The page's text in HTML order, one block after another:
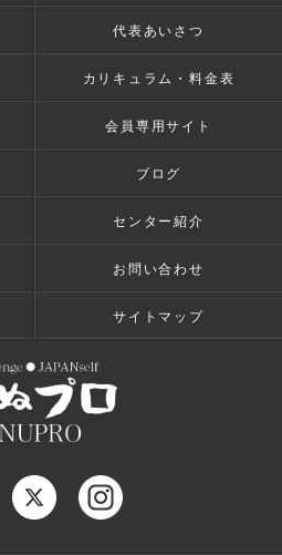
代表あいさつ
カリキュラム・料金表
会員専用サイト
ブログ
センター紹介
お問い合わせ
サイトマップ